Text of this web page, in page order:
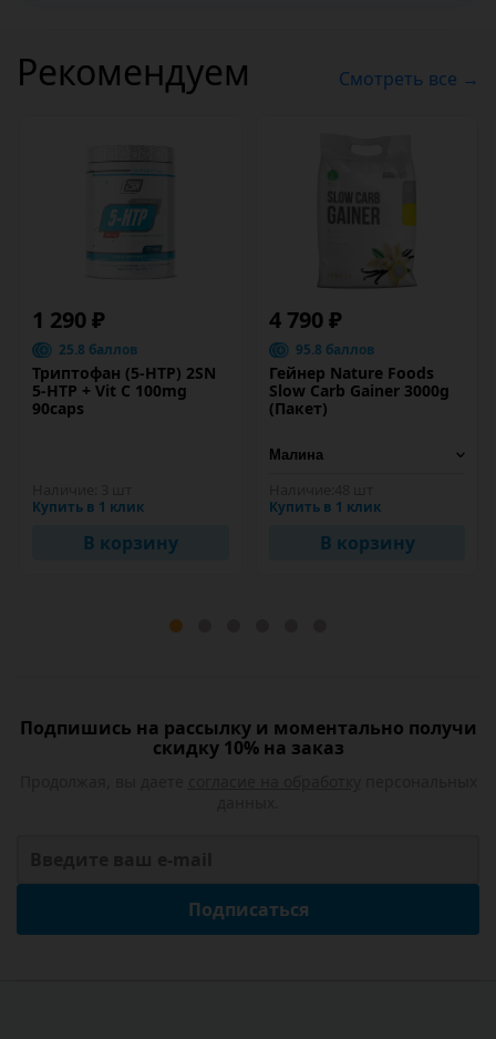
Рекомендуем Смотреть все →
1 290 ₽
25.8 баллов
Триптофан (5-HTP) 2SN
5-HTP + Vit C 100mg
90caps
Купить в 1 клик
В корзину
4 790 ₽
95.8 баллов
Гейнер Nature Foods
Slow Carb Gainer 3000g
(Пакет)
Купить в 1 клик
В корзину
Подпишись на рассылку и моментально получи
скидку 10% на заказ
Подписаться